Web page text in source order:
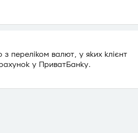
з переліком валют, у яких клієнт
у ПриватБанку.